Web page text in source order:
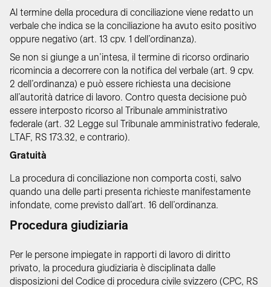
Al termine della procedura di conciliazione viene redatto un
verbale che indica se la conciliazione ha avuto esito positivo
oppure negativo (art. 13 cpv. 1 dell’ordinanza).
Se non si giunge a un’intesa, il termine di ricorso ordinario
ricomincia a decorrere con la notifica del verbale (art. 9 cpv.
2 dell’ordinanza) e può essere richiesta una decisione
all’autorità datrice di lavoro. Contro questa decisione può
essere interposto ricorso al Tribunale amministrativo
federale (art. 32 Legge sul Tribunale amministrativo federale,
LTAF, RS 173.32, e contrario).
Gratuità
La procedura di conciliazione non comporta costi, salvo
quando una delle parti presenta richieste manifestamente
infondate, come previsto dall’art. 16 dell’ordinanza.
Procedura giudiziaria
Per le persone impiegate in rapporti di lavoro di diritto
privato, la procedura giudiziaria è disciplinata dalle
disposizioni del Codice di procedura civile svizzero (CPC, RS